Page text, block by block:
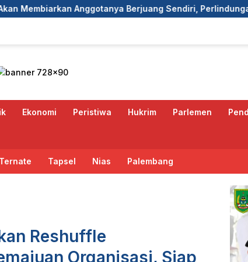
Berjuang Sendiri, Perlindungan Advokat Adalah
Ekonomi Peristiwa Hukrim Parlemen
Ternate Tapsel Nias Palembang
Reshuffle
Organisasi, Siap